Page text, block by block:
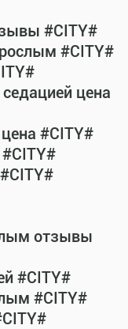
#CITY#
#CITY#
цена
#CITY#
отзывы
#CITY#
#CITY#